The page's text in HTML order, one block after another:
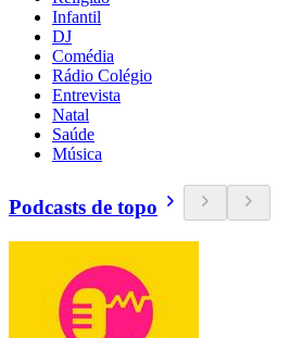
Infantil
DJ
Comédia
Rádio Colégio
Entrevista
Natal
Saúde
Música
Podcasts de topo